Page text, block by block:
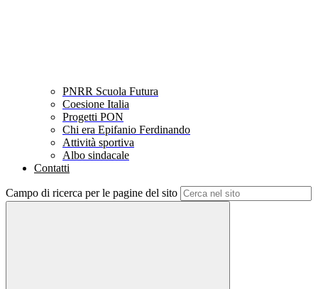
PNRR Scuola Futura
Coesione Italia
Progetti PON
Chi era Epifanio Ferdinando
Attività sportiva
Albo sindacale
Contatti
Campo di ricerca per le pagine del sito